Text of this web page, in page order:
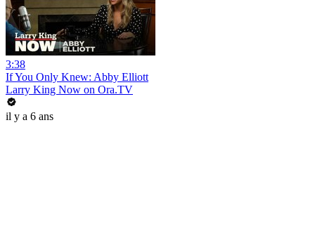
3:38
If You Only Knew: Abby Elliott
Larry King Now on Ora.TV
il y a 6 ans